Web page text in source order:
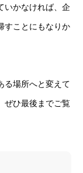
いかなければ、企
すことにもなりか
る場所へと変えて
ぜひ最後までご覧